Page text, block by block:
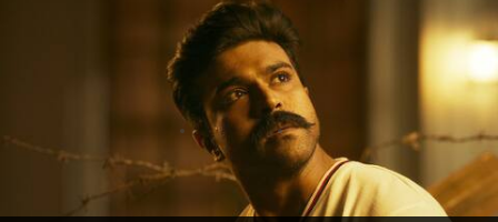
ఆస్కార్ కంటే ముందుగానే అమెరికా
వెళ్ళిన రామ్ చరణ్,
కారణమేంటంటే,
Feb 21, 2023 04:26 pm
ఈ వార్తాకథనం ఏంటి